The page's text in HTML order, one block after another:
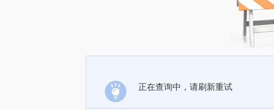
正在查询中，请刷新重试